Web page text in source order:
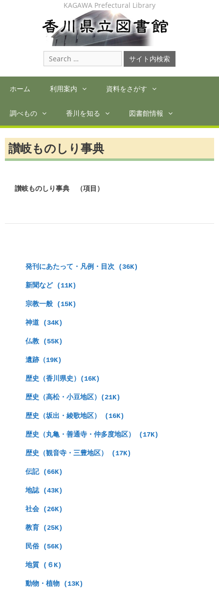
KAGAWA Prefectural Library
Search
for:
ホーム 利用案内 資料をさがす
調べもの 香川を知る 図書館情報
讃岐ものしり事典
讃岐ものしり事典　（項目）
発刊にあたって・凡例・目次 (36K)
新聞など (11K)
宗教一般 (15K)
神道 (34K)
仏教 (55K)
遺跡（19K)
歴史（香川県史）(16K)
歴史（高松・小豆地区）(21K)
歴史（坂出・綾歌地区） (16K)
歴史（丸亀・善通寺・仲多度地区） (17K)
歴史（観音寺・三豊地区） (17K)
伝記 (66K)
地誌 (43K)
社会 (26K)
教育 (25K)
民俗 (56K)
地質 (６K)
動物・植物 (13K)